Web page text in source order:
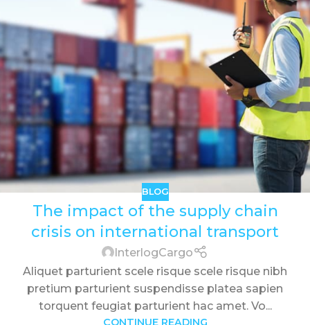
BLOG
The impact of the supply chain
crisis on international transport
InterlogCargo
Aliquet parturient scele risque scele risque nibh
pretium parturient suspendisse platea sapien
torquent feugiat parturient hac amet. Vo...
CONTINUE READING